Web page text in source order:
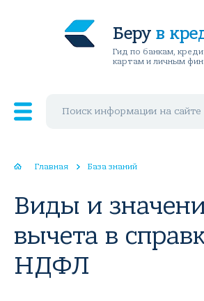
Беру в
Гид по банкам,
картам и личным
Главная База знаний
Виды и
вычета в
НДФЛ